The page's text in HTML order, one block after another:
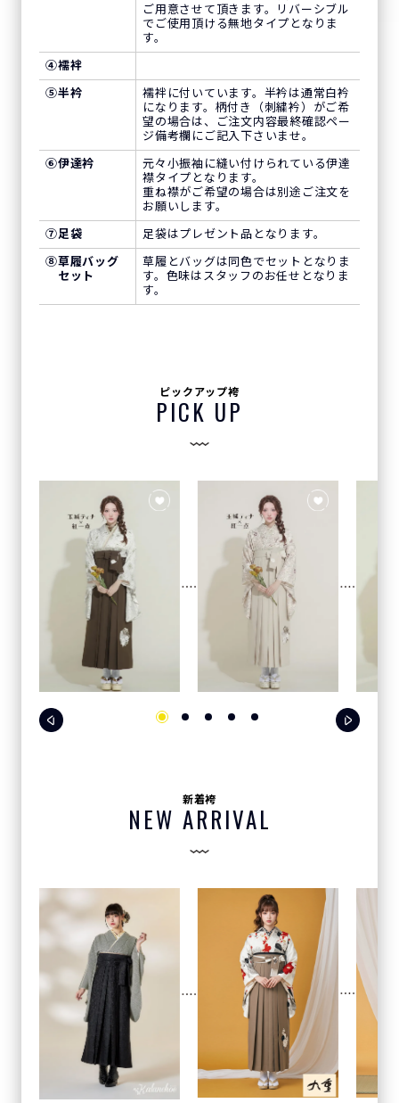
ご用意させて頂きます。リバーシブル
でご使用頂ける無地タイプとなりま
す。
④襦袢
⑤半衿
襦袢に付いています。半衿は通常白衿
になります。柄付き（刺繍衿）がご希
望の場合は、ご注文内容最終確認ペー
ジ備考欄にご記入下さいませ。
⑥伊達衿
元々小振袖に縫い付けられている伊達
襟タイプとなります。
重ね襟がご希望の場合は別途ご注文を
お願いします。
⑦足袋 足袋はプレゼント品となります。
⑧草履バッグ
セット
草履とバッグは同色でセットとなりま
す。色味はスタッフのお任せとなりま
す。
ピックアップ袴
PICK UP
新着袴
NEW ARRIVAL